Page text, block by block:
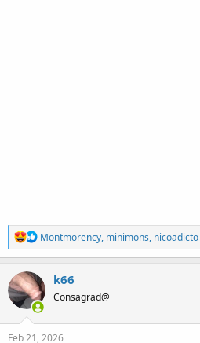
R
e
a
c
t
i
o
n
s
Montmorency, minimons, nicoadicto
k66
Consagrad@
Feb 21, 2026